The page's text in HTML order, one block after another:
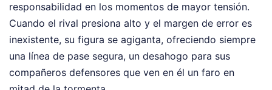
responsabilidad en los momentos de mayor tensión.
Cuando el rival presiona alto y el margen de error es
inexistente, su figura se agiganta, ofreciendo siempre
una línea de pase segura, un desahogo para sus
compañeros defensores que ven en él un faro en